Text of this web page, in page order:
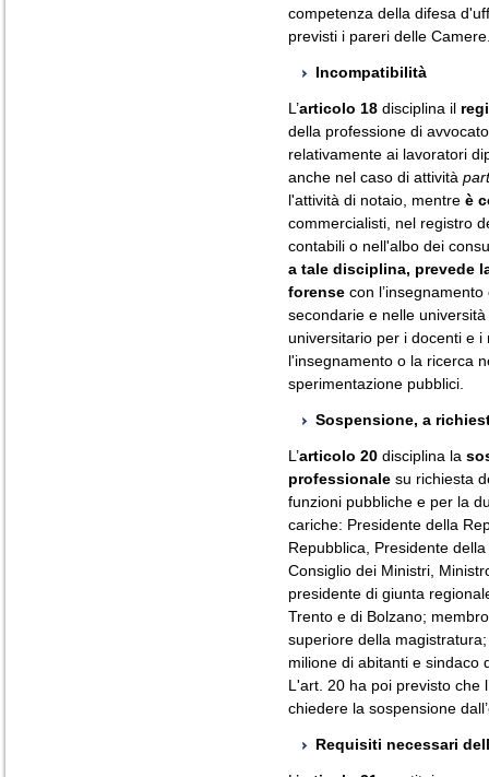
competenza della difesa
previsti i pareri delle
Incompatibilità
L’articolo 18 disciplina il
della professione di
relativamente ai lavoratori
anche nel caso di attività
l'attività di notaio, mentre è
commercialisti, nel registro
contabili o nell'albo dei
a tale disciplina, prevede
forense con
secondarie e nelle
universitario per i docenti e
l'insegnamento o la ricerca
sperimentazione pubblici.
Sospensione, a
L’articolo 20 disciplina la
professionale su richiesta
funzioni pubbliche e per la
cariche: Presidente della
Repubblica, Presidente
Consiglio dei Ministri,
presidente di giunta
Trento e di Bolzano;
superiore della
milione di abitanti e sindaco
L'art. 20 ha poi previsto che
chiedere la sospensione
Requisiti necessari